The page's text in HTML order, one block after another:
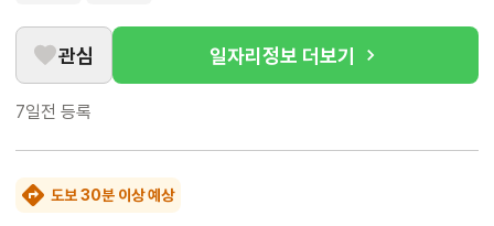
관심 일자리정보 더보기
7일전 등록
도보 30분 이상 예상